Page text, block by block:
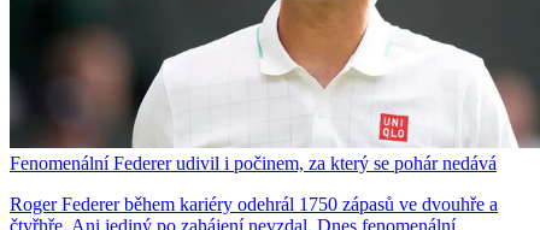
Fenomenální Federer udivil i počinem, za který se pohár nedává
Roger Federer během kariéry odehrál 1750 zápasů ve dvouhře a